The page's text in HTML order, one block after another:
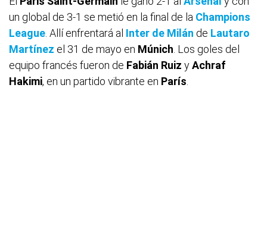
un global de 3-1 se metió en la final de la Champions
League. Allí enfrentará al Inter de Milán de Lautaro
Martínez el 31 de mayo en Múnich. Los goles del
equipo francés fueron de Fabián Ruiz yAchraf
Hakimi, en un partido vibrante en París.